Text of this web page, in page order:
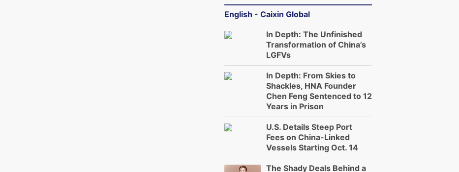
English - Caixin Global
In Depth: The Unfinished
Transformation of China’s
LGFVs
In Depth: From Skies to
Shackles, HNA Founder
Chen Feng Sentenced to 12
Years in Prison
U.S. Details Steep Port
Fees on China-Linked
Vessels Starting Oct. 14
The Shady Deals Behind a